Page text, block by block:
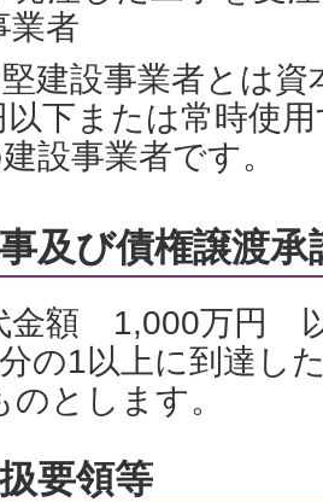
業者
建設事業者とは
下または常時使
設事業者です。
及び債権譲渡承
金額 1,000万円
の1以上に到達し
とします。
要領等